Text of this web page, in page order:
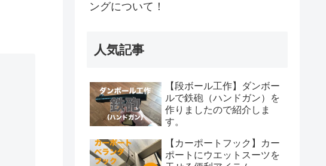
ングについて！
人気記事
【段ボール工作】ダンボー
ルで鉄砲（ハンドガン）を
作りましたので紹介しま
す。
【カーポートフック】カー
ポートにウエットスーツを